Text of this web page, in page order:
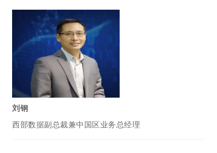
刘钢
西部数据副总裁兼中国区业务总经理